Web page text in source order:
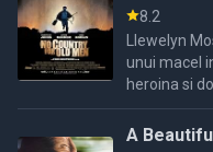
8.2
Llewelyn Moss descopera
unui macel
heroina si
cash.Cand
A